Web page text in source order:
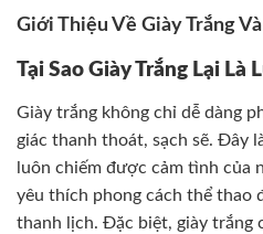
Giới Thiệu Về Giày Trắng
Tại Sao Giày Trắng Lại Là
Giày trắng không chỉ dễ dàng
giác thanh thoát, sạch sẽ. Đây
luôn chiếm được cảm tình của
yêu thích phong cách thể thao
thanh lịch. Đặc biệt, giày trắng